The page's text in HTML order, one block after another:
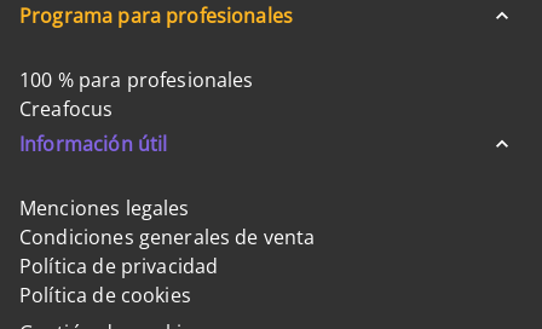
Programa para profesionales
100 % para profesionales
Creafocus
Información útil
Menciones legales
Condiciones generales de venta
Política de privacidad
Política de cookies